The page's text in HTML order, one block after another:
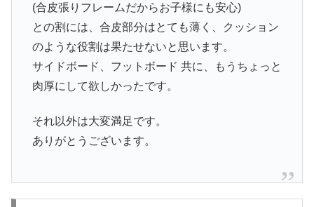
(合皮張りフレームだからお子様にも安心)
との割には、合皮部分はとても薄く、クッション
のような役割は果たせないと思います。
サイドボード、フットボード 共に、もうちょっと
肉厚にして欲しかったです。
それ以外は大変満足です。
ありがとうございます。